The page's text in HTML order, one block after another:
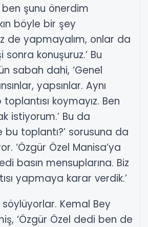
ben şunu önerdim
böyle bir şey
de yapmayalım, onlar da
sonra konuşuruz.’ Bu
sabah dahi, ‘Genel
yapsınlar. Aynı
koymayız. Ben
istiyorum.’ Bu da
bu toplantı?’ sorusuna da
‘Özgür Özel Manisa’ya
basın mensuplarına. Biz
yapmaya karar verdik.’
Kemal Bey
‘Özgür Özel dedi ben de